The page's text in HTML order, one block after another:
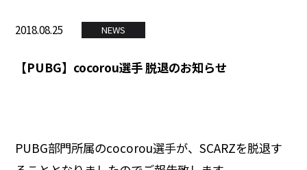
2018.08.25 NEWS
【PUBG】cocorou選手 脱退のお知らせ
PUBG部門所属のcocorou選手が、SCARZを脱退す